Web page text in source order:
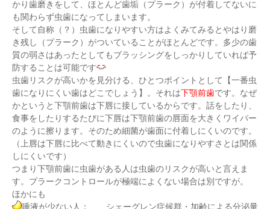
かり歯磨きをして、ほとんど歯垢（プラーク）が付着してないに
も関わらず虫歯になってしまいます。
そして自称（？）虫歯になりやすい方はよくみてみるとやはり磨
き残し（プラーク）がついていることがほとんどです。多少の歯
質の弱さはあったとしてもブラッシングをしっかりしていれば予
防することは可能です
虫歯リスクが高いかを見分ける、ひとつポイントとして【一番虫
歯になりにくい歯はどこでしょう】。それは下顎前歯です。なぜ
かというと下顎前歯は下唇に接しているからです。話をしたり、
食事をしたりするたびに下唇は下顎前歯の唇面を大きくワイパー
のように擦ります。そのため細菌が歯面に付着しにくいのです。
（上唇は下唇に比べて動きにくいので虫歯になりやすさとは関係
しにくいです）
つまり下顎前歯に虫歯がある人は虫歯のリスクが高いと言えま
す。プラークコントロールが極端によくない場合は別ですが。
ほかにも
唾液が少ない人： シェーグレン症候群・加齢による分泌量